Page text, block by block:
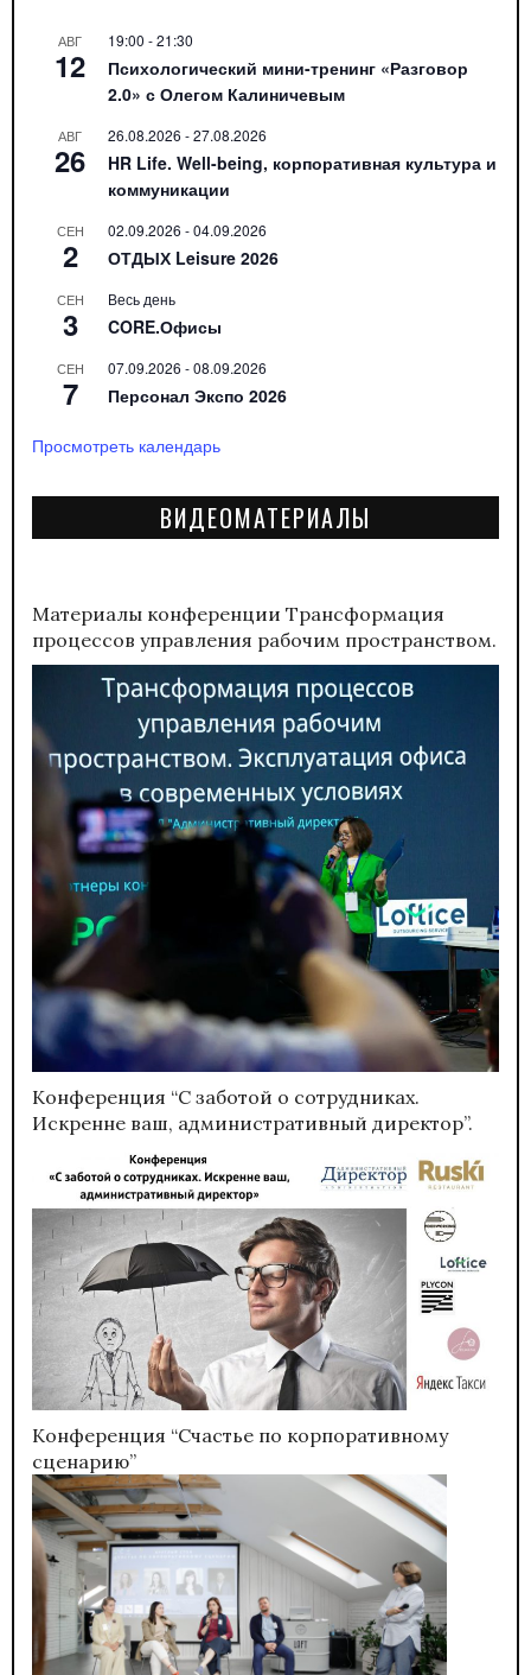
АВГ
12
19:00 -21:30
Психологический мини-тренинг «Разговор
2.0» с Олегом Калиничевым
АВГ
26
26.08.2026 -27.08.2026
HR Life. Well-being, корпоративная культура и
коммуникации
СЕН
2
02.09.2026 -04.09.2026
ОТДЫХ Leisure 2026
СЕН
3
Весь день
CORE.Офисы
СЕН
7
07.09.2026 -08.09.2026
Персонал Экспо 2026
Просмотреть календарь
ВИДЕОМАТЕРИАЛЫ
Материалы конференции Трансформация
процессов управления рабочим пространством.
Конференция “С заботой о сотрудниках.
Искренне ваш, административный директор”.
Конференция “Счастье по корпоративному
сценарию”